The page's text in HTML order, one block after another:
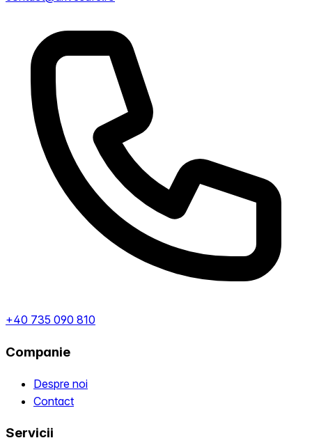
+40 735 090 810
Companie
Despre noi
Contact
Servicii